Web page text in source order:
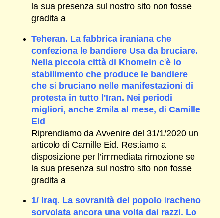
la sua presenza sul nostro sito non fosse
gradita a
Teheran. La fabbrica iraniana che
confeziona le bandiere Usa da bruciare.
Nella piccola città di Khomein c'è lo
stabilimento che produce le bandiere
che si bruciano nelle manifestazioni di
protesta in tutto l'Iran. Nei periodi
migliori, anche 2mila al mese, di Camille
Eid
Riprendiamo da Avvenire del 31/1/2020 un
articolo di Camille Eid. Restiamo a
disposizione per l’immediata rimozione se
la sua presenza sul nostro sito non fosse
gradita a
1/ Iraq. La sovranità del popolo iracheno
sorvolata ancora una volta dai razzi. Lo